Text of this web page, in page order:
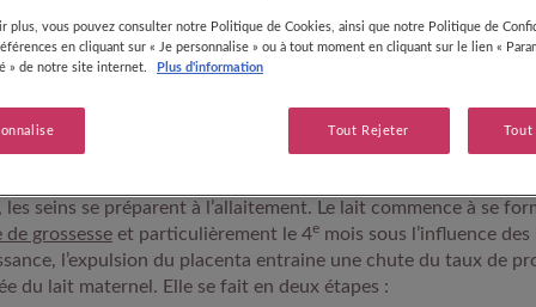
interrogations autour de l’allaitement. Voici un guide
questionnements autour de cette étape aussi essentielle
maternité.
recommandent que les enfants commencent à être allaités
et qu’ils soient nourris exclusivement au sein pendant les six
dire qu’ils n’absorbent aucun autre aliment ou liquide, pas même
les seins se préparent à l’allaitement. Le lait commence à se
grossesseet particulièrement le 4emois sous l’influence des
l’expulsion du placenta entraine une chute du taux de
du lait maternel. Elle se fait en deux étapes :
plus, vous pouvez consulter notre Politique de Cookies, ainsi que notre Politique de
en cliquant sur « Je personnalise » ou à tout moment en cliquant sur le lien «
» de notre site internet.
Plus d'information
Tout Rejeter Tout